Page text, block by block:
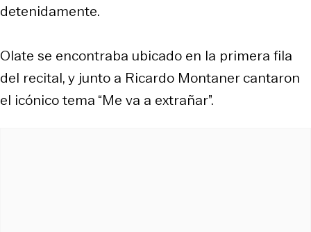
detenidamente.
Olate se encontraba ubicado en la primera fila
del recital, y junto a Ricardo Montaner cantaron
el icónico tema “Me va a extrañar”.